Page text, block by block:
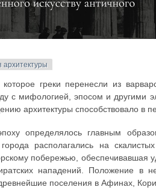
архитектуры
которое греки перенесли из
с мифологией, эпосом и другими
архитектуры способствовало в
определялось главным
располагались на
побережью, обеспечивавшая
нападений. Положение в
поселения в Афинах,